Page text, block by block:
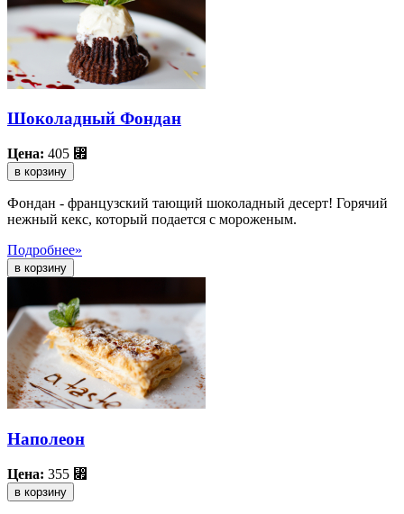
Шоколадный Фондан
Цена: 405 ⃏
в корзину
Фондан - французский тающий шоколадный десерт! Горячий
нежный кекс, который подается с мороженым.
Подробнее»
Наполеон
Цена: 355 ⃏
в корзину